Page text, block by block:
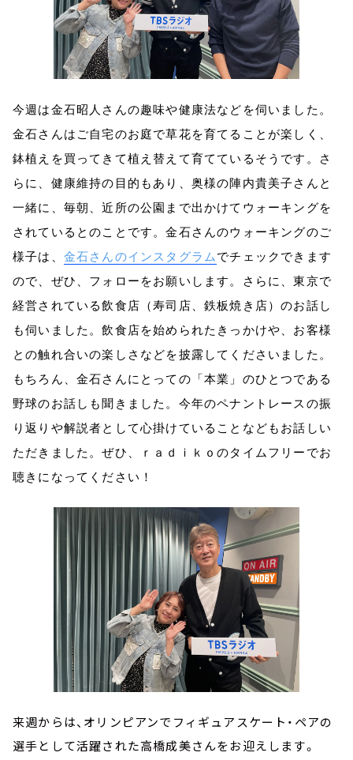
今週は金石昭人さんの趣味や健康法などを伺いました。
金石さんはご自宅のお庭で草花を育てることが楽しく、
鉢植えを買ってきて植え替えて育てているそうです。さ
らに、健康維持の目的もあり、奥様の陣内貴美子さんと
一緒に、毎朝、近所の公園まで出かけてウォーキングを
されているとのことです。金石さんのウォーキングのご
様子は、 金石さんのインスタグラム でチェックできます
ので、ぜひ、フォローをお願いします。さらに、東京で
経営されている飲食店（寿司店、鉄板焼き店）のお話し
も伺いました。飲食店を始められたきっかけや、お客様
との触れ合いの楽しさなどを披露してくださいました。
もちろん、金石さんにとっての「本業」のひとつである
野球のお話しも聞きました。今年のペナントレースの振
り返りや解説者として心掛けていることなどもお話しい
ただきました。ぜひ、ｒａｄｉｋｏのタイムフリーでお
聴きになってください！
来週からは、オリンピアンでフィギュアスケート・ペアの
選手として活躍された高橋成美さんをお迎えします。